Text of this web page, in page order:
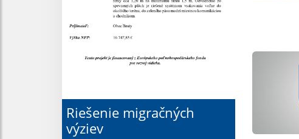
Riešenie migračných
výziev